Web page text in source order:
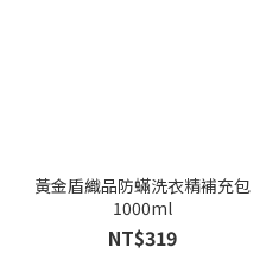
黃金盾織品防蟎洗衣精補充包
1000ml
NT$319